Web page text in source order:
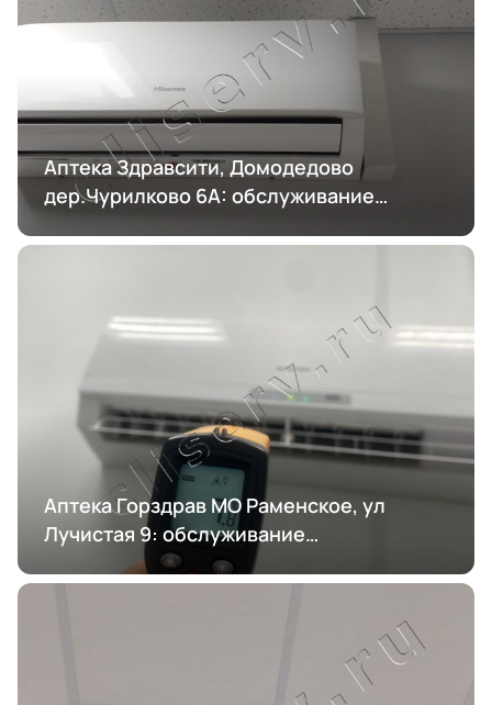
Аптека Здравсити, Домодедово
дер.Чурилково 6А: обслуживание
Аптека Горздрав МО Раменское, ул
Лучистая 9: обслуживание
кондиционирования